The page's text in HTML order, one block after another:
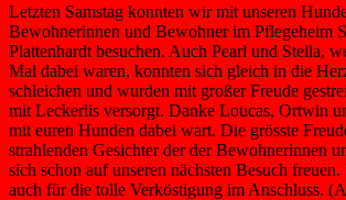
Letzten Samstag konnten wir mit unseren
Bewohnerinnen und Bewohner im Pflegeheim
Plattenhardt besuchen. Auch Pearl und Stella,
Mal dabei waren, konnten sich gleich in die
schleichen und wurden mit großer Freude
mit Leckerlis versorgt. Danke Loucas, Ortwin
mit euren Hunden dabei wart. Die grösste
strahlenden Gesichter der der Bewohnerinnen
sich schon auf unseren nächsten Besuch
auch für die tolle Verköstigung im Anschluss.